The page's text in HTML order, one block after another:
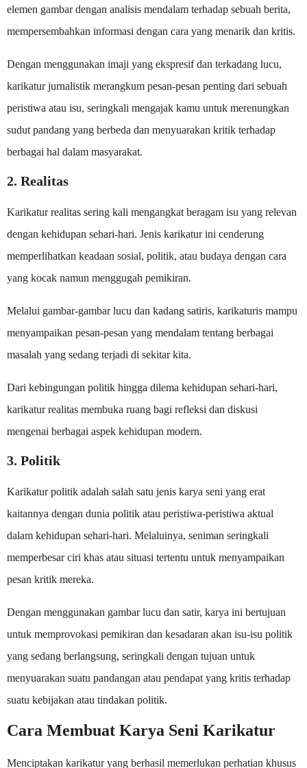
elemen gambar dengan analisis mendalam terhadap sebuah berita,
mempersembahkan informasi dengan cara yang menarik dan kritis.
Dengan menggunakan imaji yang ekspresif dan terkadang lucu,
karikatur jurnalistik merangkum pesan-pesan penting dari sebuah
peristiwa atau isu, seringkali mengajak kamu untuk merenungkan
sudut pandang yang berbeda dan menyuarakan kritik terhadap
berbagai hal dalam masyarakat.
2. Realitas
Karikatur realitas sering kali mengangkat beragam isu yang relevan
dengan kehidupan sehari-hari. Jenis karikatur ini cenderung
memperlihatkan keadaan sosial, politik, atau budaya dengan cara
yang kocak namun menggugah pemikiran.
Melalui gambar-gambar lucu dan kadang satiris, karikaturis mampu
menyampaikan pesan-pesan yang mendalam tentang berbagai
masalah yang sedang terjadi di sekitar kita.
Dari kebingungan politik hingga dilema kehidupan sehari-hari,
karikatur realitas membuka ruang bagi refleksi dan diskusi
mengenai berbagai aspek kehidupan modern.
3. Politik
Karikatur politik adalah salah satu jenis karya seni yang erat
kaitannya dengan dunia politik atau peristiwa-peristiwa aktual
dalam kehidupan sehari-hari. Melaluinya, seniman seringkali
memperbesar ciri khas atau situasi tertentu untuk menyampaikan
pesan kritik mereka.
Dengan menggunakan gambar lucu dan satir, karya ini bertujuan
untuk memprovokasi pemikiran dan kesadaran akan isu-isu politik
yang sedang berlangsung, seringkali dengan tujuan untuk
menyuarakan suatu pandangan atau pendapat yang kritis terhadap
suatu kebijakan atau tindakan politik.
Cara Membuat Karya Seni Karikatur
Menciptakan karikatur yang berhasil memerlukan perhatian khusus